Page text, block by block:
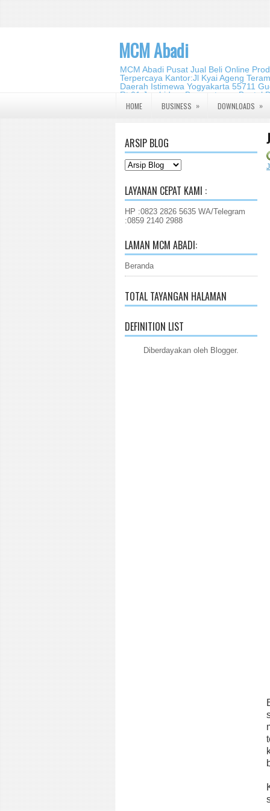
MCM Abadi
MCM Abadi Pusat Jual Beli Online
Terpercaya Kantor:Jl Kyai Ageng
Daerah Istimewa Yogyakarta 55711
Rt.01,Jambidan,
2140 2988
HOME BUSINESS » DOWNLOADS »
ARSIP BLOG
LAYANAN CEPAT KAMI :
HP :0823 2826 5635 WA/Telegram
:0859 2140 2988
LAMAN MCM ABADI:
Beranda
TOTAL TAYANGAN HALAMAN
DEFINITION LIST
Diberdayakan oleh Blogger.